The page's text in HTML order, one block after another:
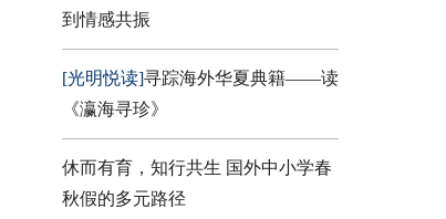
到情感共振
[光明悦读]寻踪海外华夏典籍——读
《瀛海寻珍》
休而有育，知行共生 国外中小学春
秋假的多元路径